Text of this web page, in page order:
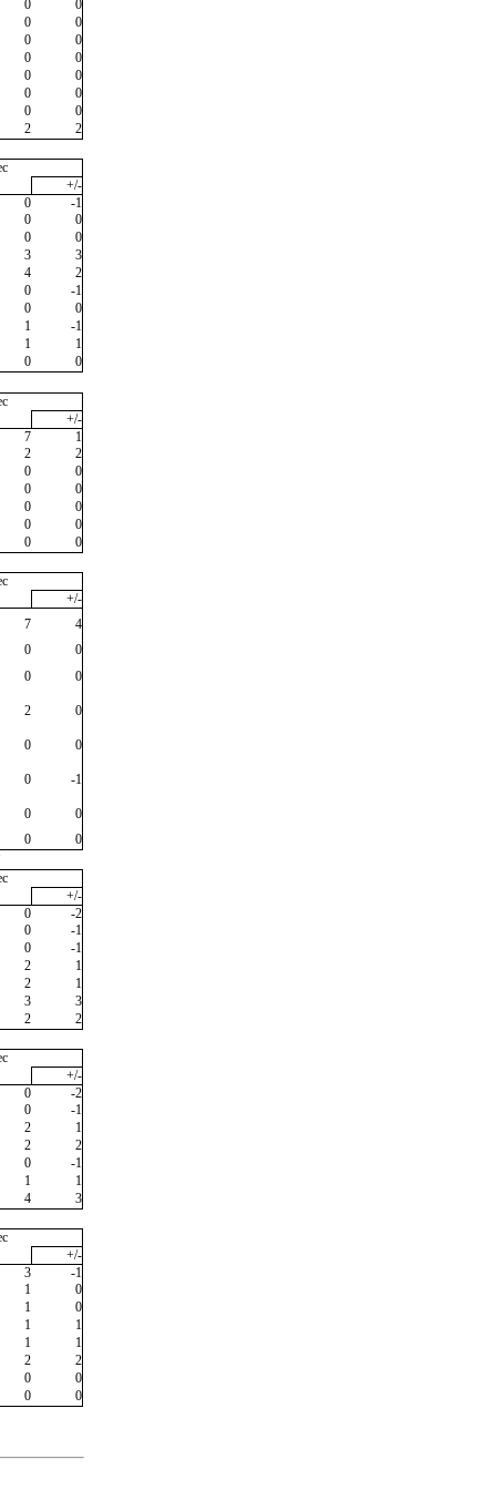
0
0
0
0
0
0
0
0
0
0
0
0
0
0
2
2
+/-
0
-1
0
0
0
0
3
3
4
2
0
-1
0
0
1
-1
1
1
0
0
+/-
7
1
2
2
0
0
0
0
0
0
0
0
0
0
+/-
7
4
0
0
0
0
2
0
0
0
0
-1
0
0
0
0
+/-
0
-2
0
-1
0
-1
2
1
2
1
3
3
2
2
+/-
0
-2
0
-1
2
1
2
2
0
-1
1
1
4
3
+/-
3
-1
1
0
1
0
1
1
1
1
2
2
0
0
0 0